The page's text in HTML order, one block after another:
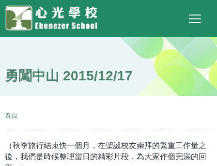
移至主內容
Top
Social
Link
Language
switcher
Main
navigation
勇闖中山 2015/12/17
導
連
結
首頁
（秋季旅行結束快一個月，在聖誕校友崇拜的繁重工作量之
後，我們是時候整理當日的精彩片段，為大家作個完滿的回